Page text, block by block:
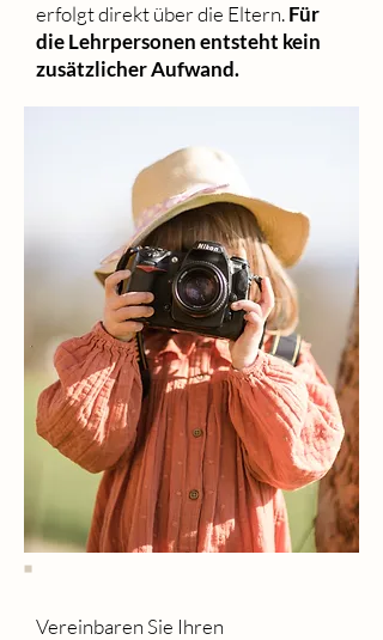
erfolgt direkt über die Eltern.Für
die Lehrpersonen entsteht kein
zusätzlicher Aufwand.
Vereinbaren Sie Ihren